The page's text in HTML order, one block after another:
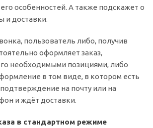
особенностей. А также подскажет о
и доставки.
пользователь либо, получив
оформляет заказ,
необходимыми позициями, либо
в том виде, в котором есть
на почту или на
и ждёт доставки.
в стандартном режиме